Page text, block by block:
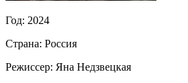
Год: 2024
Страна: Россия
Режиссер: Яна Недзвецкая